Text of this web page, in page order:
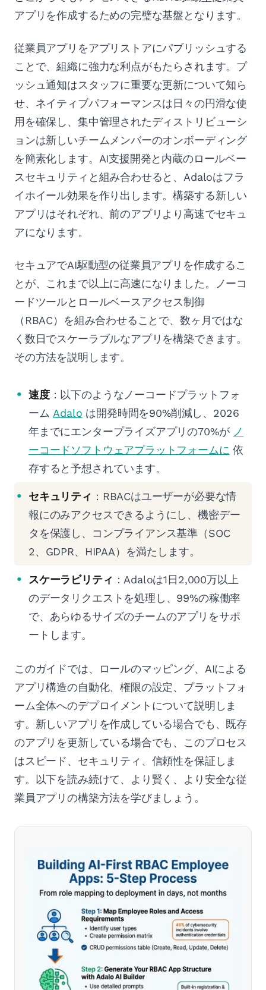
アプリを作成するための完璧な基盤となります。
従業員アプリをアプリストアにパブリッシュする
ことで、組織に強力な利点がもたらされます。プ
ッシュ通知はスタッフに重要な更新について知ら
せ、ネイティブパフォーマンスは日々の円滑な使
用を確保し、集中管理されたディストリビューシ
ョンは新しいチームメンバーのオンボーディング
を簡素化します。AI支援開発と内蔵のロールベー
スセキュリティと組み合わせると、Adaloはフラ
イホイール効果を作り出します。構築する新しい
アプリはそれぞれ、前のアプリより高速でセキュ
アになります。
セキュアでAI駆動型の従業員アプリを作成するこ
とが、これまで以上に高速になりました。ノーコ
ードツールとロールベースアクセス制御
（RBAC）を組み合わせることで、数ヶ月ではな
く数日でスケーラブルなアプリを構築できます。
その方法を説明します。
速度：以下のようなノーコードプラットフォ
ームAdalo は開発時間を90%削減し、2026
年までにエンタープライズアプリの70%が ノ
ーコードソフトウェアプラットフォームに 依
存すると予想されています。
セキュリティ ：RBACはユーザーが必要な情
報にのみアクセスできるようにし、機密デー
タを保護し、コンプライアンス基準（SOC
2、GDPR、HIPAA）を満たします。
スケーラビリティ ：Adaloは1日2,000万以上
のデータリクエストを処理し、99%の稼働率
で、あらゆるサイズのチームのアプリをサポ
ートします。
このガイドでは、ロールのマッピング、AIによる
アプリ構造の自動化、権限の設定、プラットフォ
ーム全体へのデプロイメントについて説明しま
す。新しいアプリを作成している場合でも、既存
のアプリを更新している場合でも、このプロセス
はスピード、セキュリティ、信頼性を保証しま
す。以下を読み続けて、より賢く、より安全な従
業員アプリの構築方法を学びましょう。